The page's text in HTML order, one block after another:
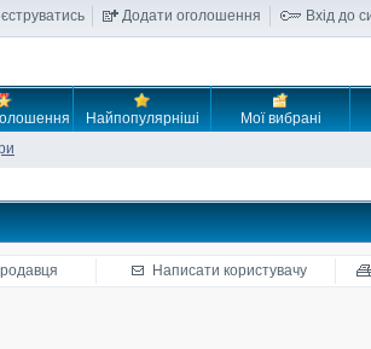
Додати оголошення Вхід до
Найпопулярніші Мої вибрані
Написати користувачу